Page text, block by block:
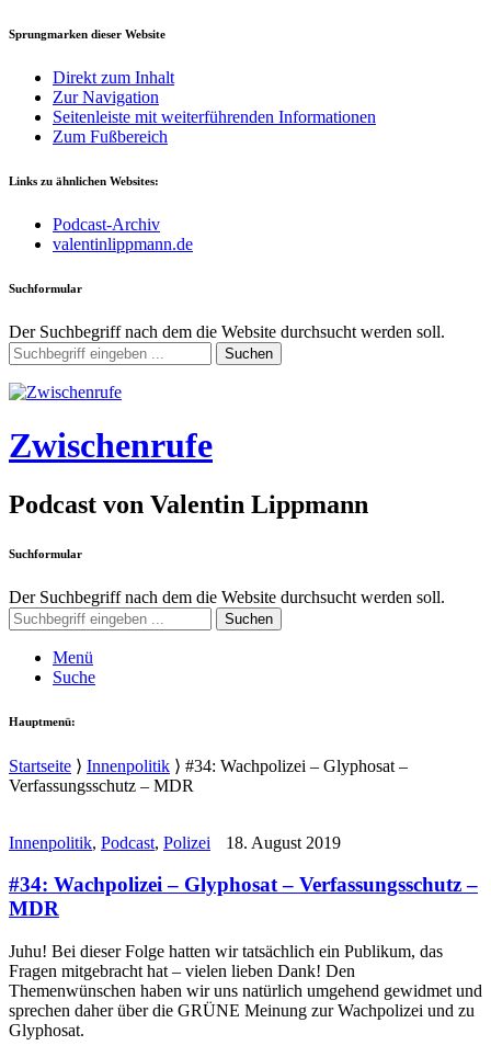
Sprungmarken dieser Website
Direkt zum Inhalt
Zur Navigation
Seitenleiste mit weiterführenden Informationen
Zum Fußbereich
Links zu ähnlichen Websites:
Podcast-Archiv
valentinlippmann.de
Suchformular
Der Suchbegriff nach dem die Website durchsucht werden soll.
Suchen
Zwischenrufe
Podcast von Valentin Lippmann
Suchformular
Der Suchbegriff nach dem die Website durchsucht werden soll.
Suchen
Menü
Suche
Hauptmenü:
Startseite ⟩ Innenpolitik ⟩ #34: Wachpolizei – Glyphosat –
Verfassungsschutz – MDR
Innenpolitik, Podcast, Polizei 18. August 2019
#34: Wachpolizei – Glyphosat – Verfassungsschutz –
MDR
Juhu! Bei dieser Folge hatten wir tatsächlich ein Publikum, das
Fragen mitgebracht hat – vielen lieben Dank! Den
Themenwünschen haben wir uns natürlich umgehend gewidmet und
sprechen daher über die GRÜNE Meinung zur Wachpolizei und zu
Glyphosat.